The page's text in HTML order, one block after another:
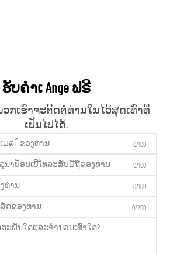
ຮັບຄຳເ Ange ຟຣີ
ກເຮົາຈະຕິດຕໍ່ທ່ານໃນໄວ້ສຸດເທົ່າທີ່
ເປັນໄປໄດ້.
0/100
0/100
0/100
0/200